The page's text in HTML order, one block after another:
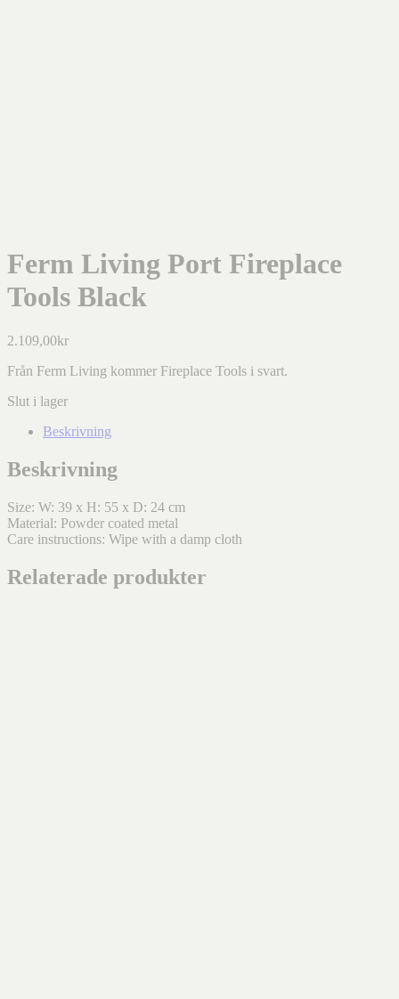
Ferm Living Port Fireplace
Tools Black
2.109,00kr
Från Ferm Living kommer Fireplace Tools i svart.
Slut i lager
Beskrivning
Beskrivning
Size: W: 39 x H: 55 x D: 24 cm
Material: Powder coated metal
Care instructions: Wipe with a damp cloth
Relaterade produkter